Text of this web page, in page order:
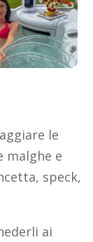
le
e
speck,
ai